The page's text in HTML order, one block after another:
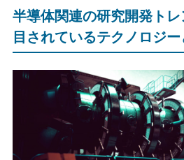
半導体関連の研究開発ト
目されているテクノロジー